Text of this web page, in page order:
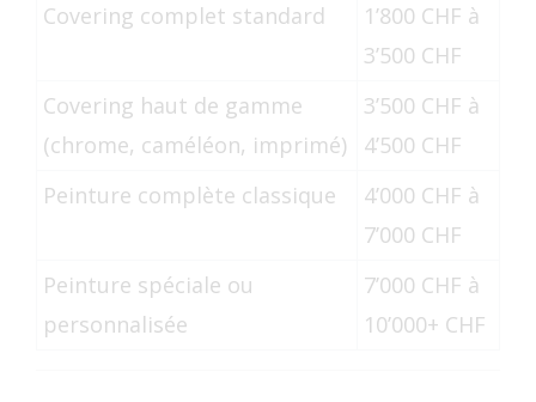
Covering complet standard
1’800 CHF à
3’500 CHF
Covering haut de gamme
(chrome, caméléon, imprimé)
3’500 CHF à
4’500 CHF
Peinture complète classique
4’000 CHF à
7’000 CHF
Peinture spéciale ou
personnalisée
7’000 CHF à
10’000+ CHF